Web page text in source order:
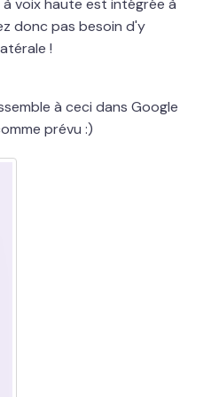
voix haute est intégrée à
donc pas besoin d'y
!
à ceci dans Google
prévu :)